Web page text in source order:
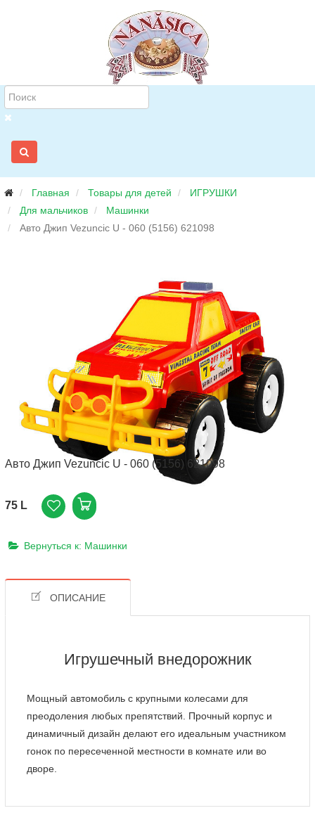
Главная Товары для детей
ИГРУШКИ
Для мальчиков
Машинки
Авто Джип Vezuncic U - 060 (5156) 621098
Авто Джип Vezuncic U - 060 (5156) 621098
75 L
Вернуться к: Машинки
ОПИСАНИЕ
Игрушечный внедорожник
Мощный автомобиль с крупными колесами для
преодоления любых препятствий. Прочный корпус и
динамичный дизайн делают его идеальным участником
гонок по пересеченной местности в комнате или во
дворе.